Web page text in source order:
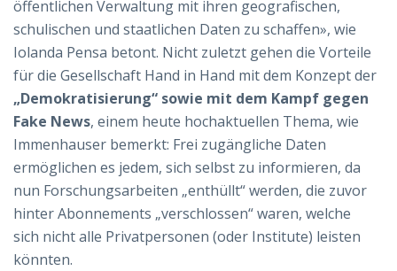
öffentlichen Verwaltung mit ihren geografischen,
schulischen und staatlichen Daten zu schaffen», wie
Iolanda Pensa betont. Nicht zuletzt gehen die Vorteile
für die Gesellschaft Hand in Hand mit dem Konzept der
„Demokratisierung“ sowie mit dem Kampf gegen
Fake News, einem heute hochaktuellen Thema, wie
Immenhauser bemerkt: Frei zugängliche Daten
ermöglichen es jedem, sich selbst zu informieren, da
nun Forschungsarbeiten „enthüllt“ werden, die zuvor
hinter Abonnements „verschlossen“ waren, welche
sich nicht alle Privatpersonen (oder Institute) leisten
könnten.